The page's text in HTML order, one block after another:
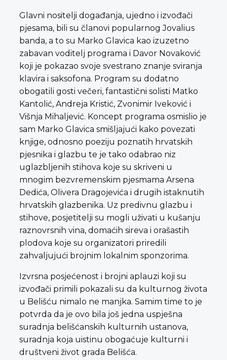
Glavni nositelji događanja, ujedno i izvođači
pjesama, bili su članovi popularnog Jovalius
banda, a to su Marko Glavica kao izuzetno
zabavan voditelj programa i Davor Novaković
koji je pokazao svoje svestrano znanje sviranja
klavira i saksofona. Program su dodatno
obogatili gosti večeri, fantastični solisti Matko
Kantolić, Andreja Kristić, Zvonimir Iveković i
Višnja Mihaljević. Koncept programa osmislio je
sam Marko Glavica smišljajući kako povezati
knjige, odnosno poeziju poznatih hrvatskih
pjesnika i glazbu te je tako odabrao niz
uglazbljenih stihova koje su skriveni u
mnogim bezvremenskim pjesmama Arsena
Dedića, Olivera Dragojevića i drugih istaknutih
hrvatskih glazbenika. Uz predivnu glazbu i
stihove, posjetitelji su mogli uživati u kušanju
raznovrsnih vina, domaćih sireva i orašastih
plodova koje su organizatori priredili
zahvaljujući brojnim lokalnim sponzorima.
Izvrsna posjećenost i brojni aplauzi koji su
izvođači primili pokazali su da kulturnog života
u Belišću nimalo ne manjka. Samim time to je
potvrda da je ovo bila još jedna uspješna
suradnja belišćanskih kulturnih ustanova,
suradnja koja uistinu obogaćuje kulturni i
društveni život grada Belišća.